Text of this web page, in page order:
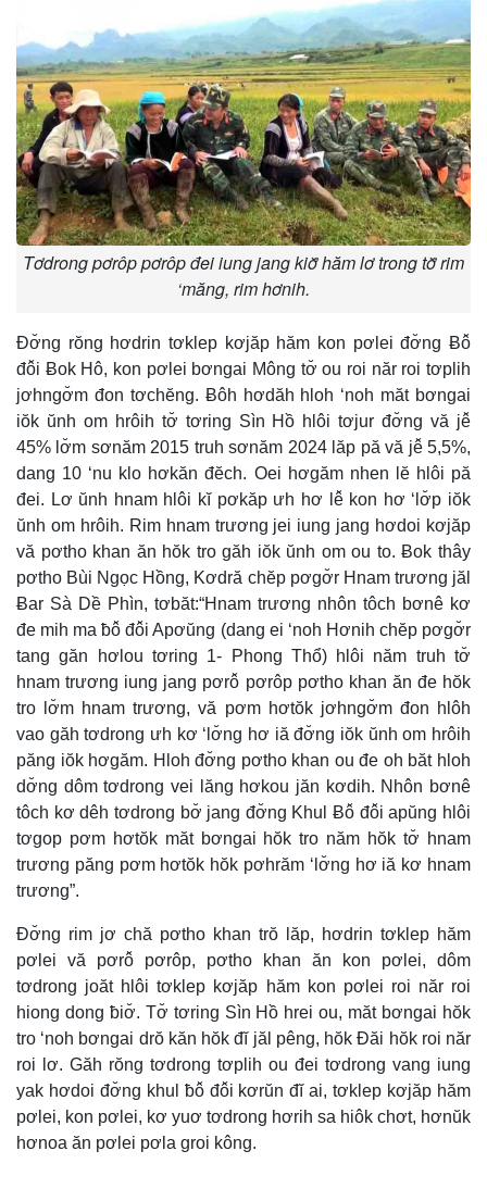
Tơdrong pơrôp pơrôp đei iung jang kiơ̆ hăm lơ trong tơ̆ rim
‘măng, rim hơnih.
Đơ̆ng rŏng hơdrin tơklep kơjăp hăm kon pơlei đơ̆ng Ƀô̆
đô̆i Ƀok Hô, kon pơlei bơngai Mông tơ̆ ou roi năr roi tơplih
jơhngơ̆m đon tơchĕng. Ƀôh hơdăh hloh ‘noh măt bơngai
iŏk ŭnh om hrôih tơ̆ tơring Sìn Hồ hlôi tơjur đơ̆ng vă jê̆
45% lơ̆m sơnăm 2015 truh sơnăm 2024 lăp pă vă jê̆ 5,5%,
dang 10 ‘nu klo hơkăn đĕch. Oei hơgăm nhen lĕ hlôi pă
đei. Lơ ŭnh hnam hlôi kĭ pơkăp ưh hơ lê̆ kon hơ ‘lơ̆p iŏk
ŭnh om hrôih. Rim hnam trương jei iung jang hơdoi kơjăp
vă pơtho khan ăn hŏk tro găh iŏk ŭnh om ou to. Ƀok thây
pơtho Bùi Ngọc Hồng, Kơdră chĕp pơgơ̆r Hnam trương jăl
Ƀar Sà Dề Phìn, tơbăt:“Hnam trương nhôn tôch bơnê kơ
đe mih ma ƀô̆ đô̆i Apơŭng (dang ei ‘noh Hơnih chĕp pơgơ̆r
tang găn hơlou tơring 1- Phong Thổ) hlôi năm truh tơ̆
hnam trương iung jang pơrô̆ pơrôp pơtho khan ăn đe hŏk
tro lơ̆m hnam trương, vă pơm hơtŏk jơhngơ̆m đon hlôh
vao găh tơdrong ưh kơ ‘lơ̆ng hơ iă đơ̆ng iŏk ŭnh om hrôih
păng iŏk hơgăm. Hloh đơ̆ng pơtho khan ou đe oh băt hloh
dơ̆ng dôm tơdrong vei lăng hơkou jăn kơdih. Nhôn bơnê
tôch kơ dêh tơdrong bơ̆ jang đơ̆ng Khul Ƀô̆ đô̆i apŭng hlôi
tơgop pơm hơtŏk măt bơngai hŏk tro năm hŏk tơ̆ hnam
trương păng pơm hơtŏk hŏk pơhrăm ‘lơ̆ng hơ iă kơ hnam
trương”.
Đơ̆ng rim jơ chă pơtho khan trŏ lăp, hơdrin tơklep hăm
pơlei vă pơrô̆ pơrôp, pơtho khan ăn kon pơlei, dôm
tơdrong joăt hlôi tơklep kơjăp hăm kon pơlei roi năr roi
hiong dong ƀiơ̆. Tơ̆ tơring Sìn Hồ hrei ou, măt bơngai hŏk
tro ‘noh bơngai drŏ kăn hŏk đĭ jăl pêng, hŏk Đăi hŏk roi năr
roi lơ. Găh rŏng tơdrong tơplih ou đei tơdrong vang iung
yak hơdoi đơ̆ng khul ƀô̆ đô̆i kơrŭn đĭ ai, tơklep kơjăp hăm
pơlei, kon pơlei, kơ yuơ tơdrong hơrih sa hiôk chơt, hơnŭk
hơnoa ăn pơlei pơla groi kông.